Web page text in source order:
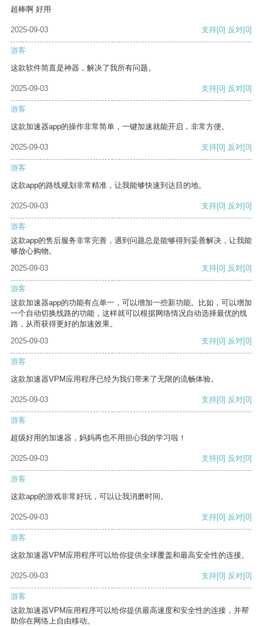
超棒啊 好用
2025-09-03 支持[0] 反对[0]
游客
这款软件简直是神器，解决了我所有问题。
2025-09-03 支持[0] 反对[0]
游客
这款加速器app的操作非常简单，一键加速就能开启，非常方便。
2025-09-03 支持[0] 反对[0]
游客
这款app的路线规划非常精准，让我能够快速到达目的地。
2025-09-03 支持[0] 反对[0]
游客
这款app的售后服务非常完善，遇到问题总是能够得到妥善解决，让我能
够放心购物。
2025-09-03
支持[0] 反对[0]
游客
这款加速器app的功能有点单一，可以增加一些新功能。比如，可以增加
一个自动切换线路的功能，这样就可以根据网络情况自动选择最优的线
路，从而获得更好的加速效果。
2025-09-03
支持[0] 反对[0]
游客
这款加速器VPM应用程序已经为我们带来了无限的流畅体验。
2025-09-03 支持[0] 反对[0]
游客
超级好用的加速器，妈妈再也不用担心我的学习啦！
2025-09-03 支持[0] 反对[0]
游客
这款app的游戏非常好玩，可以让我消磨时间。
2025-09-03 支持[0] 反对[0]
游客
这款加速器VPM应用程序可以给你提供全球覆盖和最高安全性的连接。
2025-09-03 支持[0] 反对[0]
游客
这款加速器VPM应用程序可以给你提供最高速度和安全性的连接，并帮
助你在网络上自由移动。